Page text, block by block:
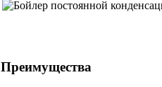
Преимущества